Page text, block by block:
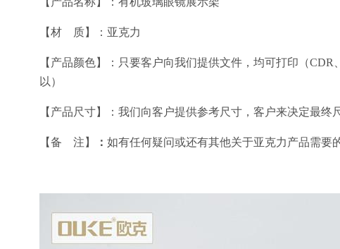
【材 质】：亚克力
【产品颜色】： 只要客户向我们提供文件，均可打印 （CDR
以 ）
【产品尺寸】： 我们向客户提供参考尺寸，客户来决定最终
【备 注 】 ： 如有任何疑问或还有其他关于亚克力产品需要